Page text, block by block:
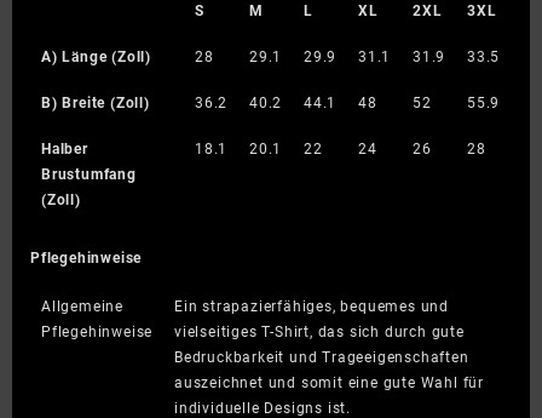
S M L XL 2XL 3XL
A) Länge (Zoll) 28 29.1 29.9 31.1 31.9 33.5
B) Breite (Zoll) 36.2 40.2 44.1 48 52 55.9
Halber
Brustumfang
(Zoll)
18.1 20.1 22 24 26 28
Pflegehinweise
Allgemeine
Pflegehinweise
Ein strapazierfähiges, bequemes und
vielseitiges T-Shirt, das sich durch gute
Bedruckbarkeit und Trageeigenschaften
auszeichnet und somit eine gute Wahl für
individuelle Designs ist.